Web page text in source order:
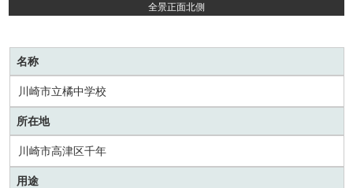
全景正面北側
名称
川崎市立橘中学校
所在地
川崎市高津区千年
用途